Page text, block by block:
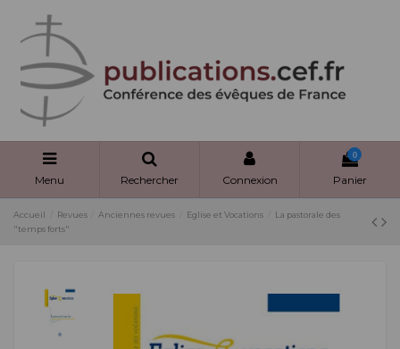
Menu Rechercher Connexion
0
Panier
Accueil Revues Anciennes revues Eglise et Vocations
La pastorale des
"temps forts"